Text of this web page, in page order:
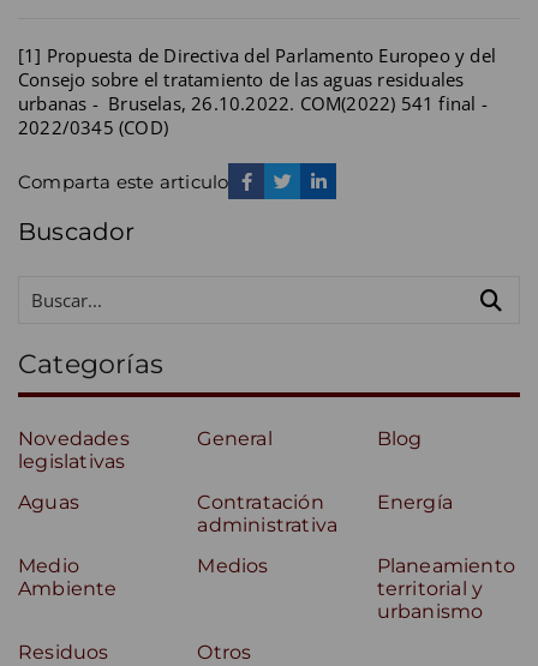
[1] Propuesta de Directiva del Parlamento Europeo y del
Consejo sobre el tratamiento de las aguas residuales
urbanas - Bruselas, 26.10.2022. COM(2022) 541 final -
2022/0345 (COD)
Comparta este articulo
Buscador
Categorías
Novedades
legislativas
General Blog
Aguas
Contratación
administrativa
Energía
Medio
Ambiente
Medios
Planeamiento
territorial y
urbanismo
Residuos
Otros